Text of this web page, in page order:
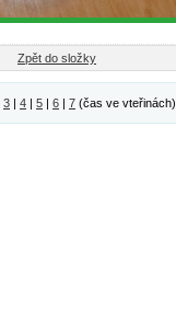
Zpět do složky
3 | 4 | 5 | 6 | 7 (čas ve vteřinách)